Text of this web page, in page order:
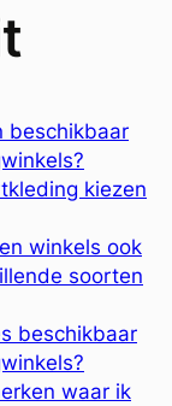
beschikbaar
kiezen
winkels ook
soorten
beschikbaar
waar ik